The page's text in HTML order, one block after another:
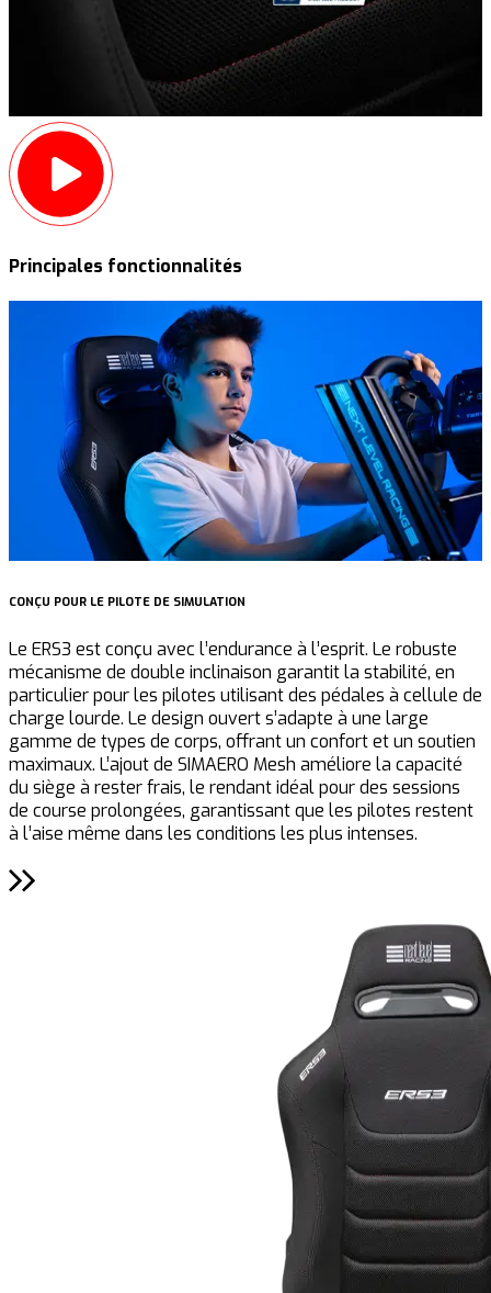
Principales fonctionnalités
CONÇU POUR LE PILOTE DE SIMULATION
Le ERS3 est conçu avec l’endurance à l’esprit. Le robuste
mécanisme de double inclinaison garantit la stabilité, en
particulier pour les pilotes utilisant des pédales à cellule de
charge lourde. Le design ouvert s’adapte à une large
gamme de types de corps, offrant un confort et un soutien
maximaux. L’ajout de SIMAERO Mesh améliore la capacité
du siège à rester frais, le rendant idéal pour des sessions
de course prolongées, garantissant que les pilotes restent
à l’aise même dans les conditions les plus intenses.